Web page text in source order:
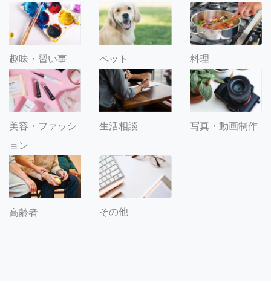
趣味・習い事 ペット 料理
美容・ファッシ
ョン
生活相談 写真・動画制作
高齢者 その他